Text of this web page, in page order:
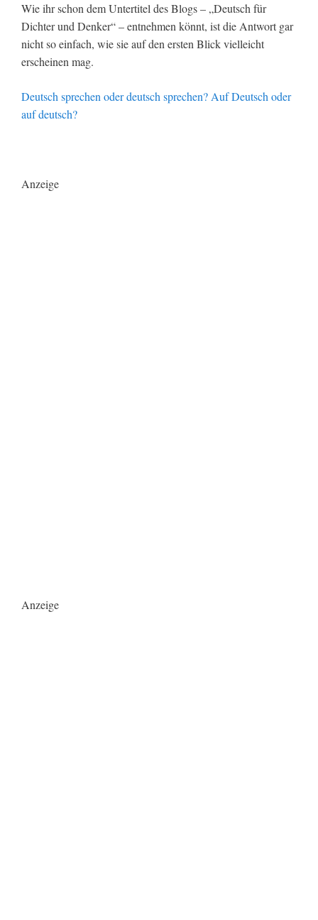
Wie ihr schon dem Untertitel des Blogs – „Deutsch für
Dichter und Denker“ – entnehmen könnt, ist die Antwort gar
nicht so einfach, wie sie auf den ersten Blick vielleicht
erscheinen mag.
Deutsch sprechen oder deutsch sprechen? Auf Deutsch oder
auf deutsch?
Anzeige
Anzeige